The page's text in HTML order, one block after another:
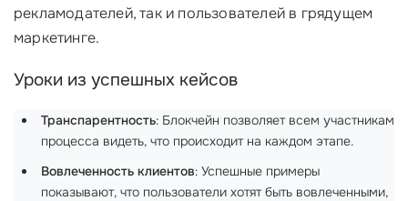
рекламодателей, так и пользователей в грядущем
маркетинге.
Уроки из успешных кейсов
Транспарентность: Блокчейн позволяет всем участникам
процесса видеть, что происходит на каждом этапе.
Вовлеченность клиентов: Успешные примеры
показывают, что пользователи хотят быть вовлеченными,